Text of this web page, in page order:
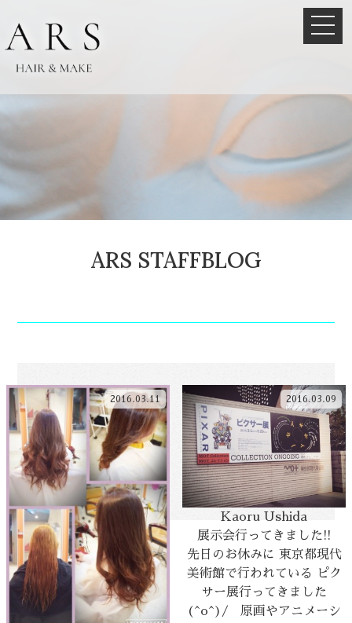
ARS STAFFBLOG
2016.03.11 2016.03.09
Kaoru Ushida
展示会行ってきました!!
先日のお休みに 東京都現代
美術館で行われている ピク
サー展行ってきました
(^o^)/ 原画やアニメーシ